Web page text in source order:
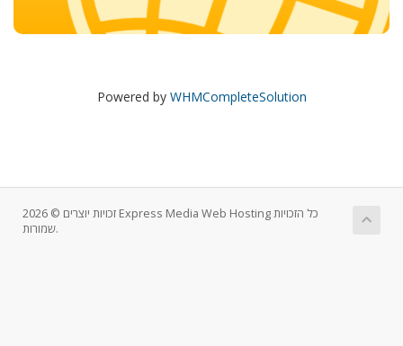
Powered by WHMCompleteSolution
זכויות יוצרים © 2026 Express Media Web Hosting כל הזכויות
שמורות.